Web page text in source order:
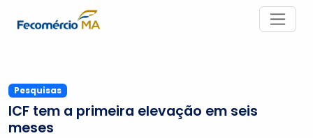
Pesquisas
ICF tem a primeira elevação em seis
meses